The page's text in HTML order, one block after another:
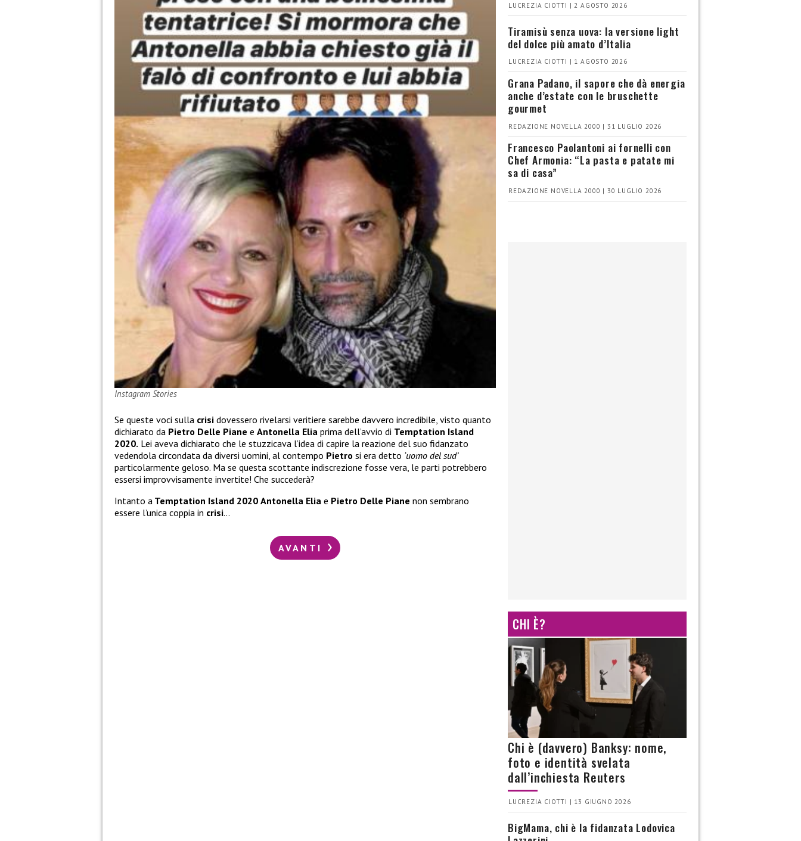
Instagram Stories
Se queste voci sulla crisi dovessero rivelarsi veritiere sarebbe davvero incredibile, visto quanto
dichiarato da Pietro Delle Piane e Antonella Elia prima dell’avvio di Temptation Island
2020. Lei aveva dichiarato che le stuzzicava l’idea di capire la reazione del suo fidanzato
vedendola circondata da diversi uomini, al contempo Pietro si era detto ‘uomo del sud’
particolarmente geloso. Ma se questa scottante indiscrezione fosse vera, le parti potrebbero
essersi improvvisamente invertite! Che succederà?
Intanto a Temptation Island 2020 Antonella Elia e Pietro Delle Piane non sembrano
essere l’unica coppia in crisi…
AVANTI
LUCREZIA CIOTTI | 2 AGOSTO 2026
Tiramisù senza uova: la versione light
del dolce più amato d’Italia
LUCREZIA CIOTTI | 1 AGOSTO 2026
Grana Padano, il sapore che dà energia
anche d’estate con le bruschette
gourmet
REDAZIONE NOVELLA 2000 | 31 LUGLIO 2026
Francesco Paolantoni ai fornelli con
Chef Armonia: “La pasta e patate mi
sa di casa”
REDAZIONE NOVELLA 2000 | 30 LUGLIO 2026
CHI È?
Chi è (davvero) Banksy: nome,
foto e identità svelata
dall’inchiesta Reuters
LUCREZIA CIOTTI | 13 GIUGNO 2026
BigMama, chi è la fidanzata Lodovica